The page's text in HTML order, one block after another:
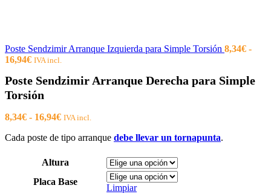
Poste Sendzimir Arranque Izquierda para Simple Torsión 8,34€ -
16,94€Rango
precios:
desde
8,34€
hasta
16,94€
IVA incl.
Poste Sendzimir Arranque Derecha para Simple
Torsión
8,34€ - 16,94€Rango
precios:
8,34€
16,94€
IVA incl.
Cada poste de tipo arranque debe llevar un tornapunta.
Altura
Placa Base
Limpiar